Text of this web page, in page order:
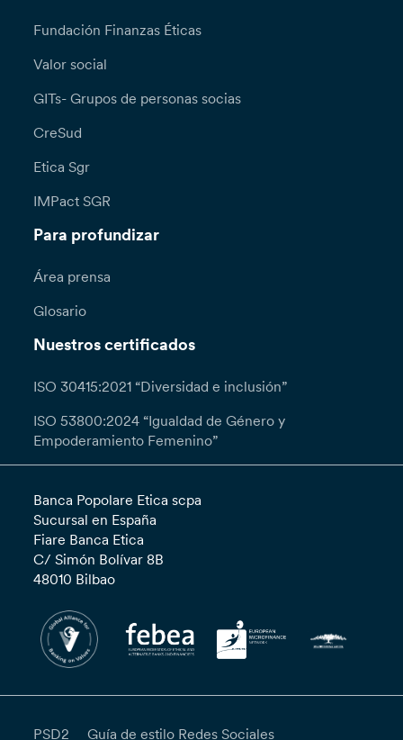
Fundación Finanzas Éticas
Valor social
GITs- Grupos de personas socias
CreSud
Etica Sgr
IMPact SGR
Para profundizar
Área prensa
Glosario
Nuestros certificados
ISO 30415:2021 “Diversidad e inclusión”
ISO 53800:2024 “Igualdad de Género y
Empoderamiento Femenino”
Banca Popolare Etica scpa
Sucursal en España
Fiare Banca Etica
C/ Simón Bolívar 8B
48010 Bilbao
PSD2 Guía de estilo Redes Sociales